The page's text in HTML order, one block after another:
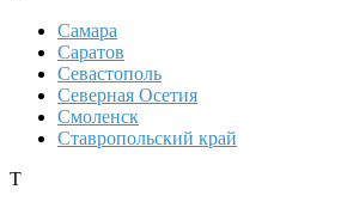
Самара
Саратов
Севастополь
Северная Осетия
Смоленск
Ставропольский край
Т